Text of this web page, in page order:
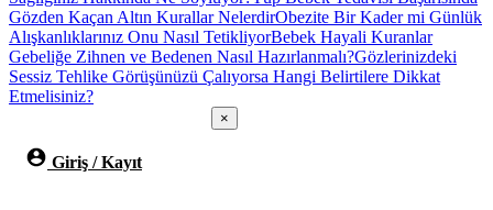
Gözden Kaçan Altın Kurallar NelerdirObezite Bir Kader mi Günlük
Alışkanlıklarınız Onu Nasıl TetikliyorBebek Hayali Kuranlar
Gebeliğe Zihnen ve Bedenen Nasıl Hazırlanmalı?Gözlerinizdeki
Sessiz Tehlike Görüşünüzü Çalıyorsa Hangi Belirtilere Dikkat
Etmelisiniz?
×
Giriş / Kayıt